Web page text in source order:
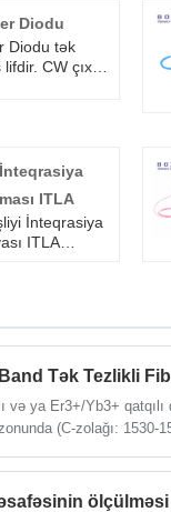
Diodu
Diodu tək
CW çıxış
var. SMF
ITLA
İnteqrasiya
ITLA
malikdir.
Bu
qabaqcıl
və ölçmə,
xüsusən
optik sistemləri
məlumat
edir.
Tək Tezlikli
və ya Er3+/Yb3+
(C-zolağı: 1530-
lazeri dar xətt
O, yüksəkölçülməsi